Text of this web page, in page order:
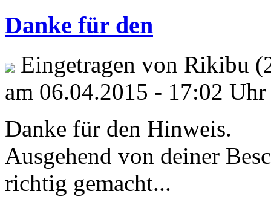
Danke für den
Eingetragen von Rikibu
am 06.04.2015 - 17:02 Uhr
Danke für den Hinweis.
Ausgehend von deiner
richtig gemacht...